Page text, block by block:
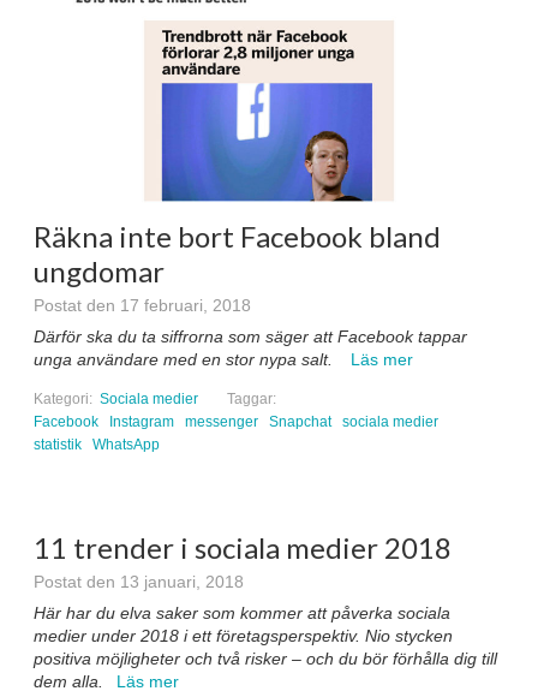
Räkna inte bort Facebook bland
ungdomar
Postat den 17 februari, 2018
Därför ska du ta siffrorna som säger att Facebook tappar
unga användare med en stor nypa salt.
Läs mer
Kategori: Sociala medier
Taggar:
Facebook
Instagram messenger Snapchat
sociala medier
statistik
WhatsApp
11 trender i sociala medier 2018
Postat den 13 januari, 2018
Här har du elva saker som kommer att påverka sociala
medier under 2018 i ett företagsperspektiv. Nio stycken
positiva möjligheter och två risker – och du bör förhålla dig till
dem alla.
Läs mer